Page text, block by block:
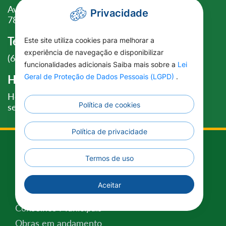
Av. Florianópolis, 1 - Centro, União do Sul - MT,
78543-000
Telefone:
(66)3540-1283
Horário de Atendimento:
Horário das 07h as 11h - 13h as 17h Segunda a
sexta-feira.
Administração
Nosso Prefeito
Nosso Vice-Prefeito
Conselhos Municipais
Obras em andamento
Privacidade
Este site utiliza cookies para melhorar a
experiência de navegação e disponibilizar
funcionalidades adicionais Saiba mais sobre a Lei
Geral de Proteção de Dados Pessoais (LGPD) .
Política de cookies
Política de privacidade
Termos de uso
Aceitar